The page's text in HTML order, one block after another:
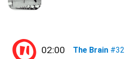
02:00 The Brain #32